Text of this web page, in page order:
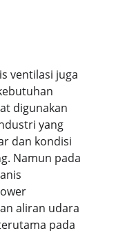
ventilasi juga
digunakan
yang
dan kondisi
Namun pada
aliran udara
pada